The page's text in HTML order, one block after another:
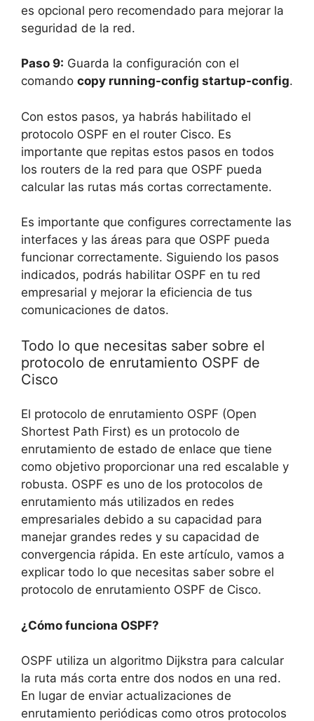
es opcional pero recomendado para mejorar la
seguridad de la red.
Paso 9: Guarda la configuración con el
comando copy running-config startup-config.
Con estos pasos, ya habrás habilitado el
protocolo OSPF en el router Cisco. Es
importante que repitas estos pasos en todos
los routers de la red para que OSPF pueda
calcular las rutas más cortas correctamente.
Es importante que configures correctamente las
interfaces y las áreas para que OSPF pueda
funcionar correctamente. Siguiendo los pasos
indicados, podrás habilitar OSPF en tu red
empresarial y mejorar la eficiencia de tus
comunicaciones de datos.
Todo lo que necesitas saber sobre el
protocolo de enrutamiento OSPF de
Cisco
El protocolo de enrutamiento OSPF (Open
Shortest Path First) es un protocolo de
enrutamiento de estado de enlace que tiene
como objetivo proporcionar una red escalable y
robusta. OSPF es uno de los protocolos de
enrutamiento más utilizados en redes
empresariales debido a su capacidad para
manejar grandes redes y su capacidad de
convergencia rápida. En este artículo, vamos a
explicar todo lo que necesitas saber sobre el
protocolo de enrutamiento OSPF de Cisco.
¿Cómo funciona OSPF?
OSPF utiliza un algoritmo Dijkstra para calcular
la ruta más corta entre dos nodos en una red.
En lugar de enviar actualizaciones de
enrutamiento periódicas como otros protocolos